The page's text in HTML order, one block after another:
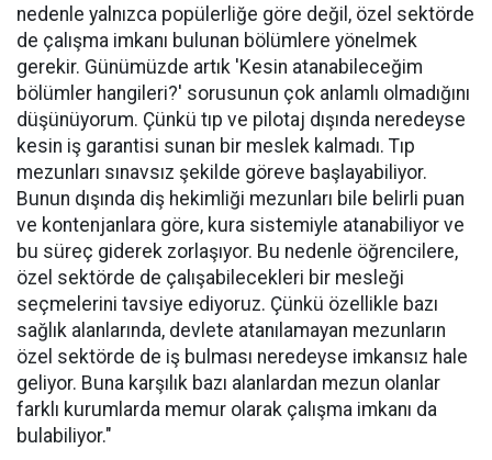
nedenle yalnızca popülerliğe göre değil, özel sektörde
de çalışma imkanı bulunan bölümlere yönelmek
gerekir. Günümüzde artık 'Kesin atanabileceğim
bölümler hangileri?' sorusunun çok anlamlı olmadığını
düşünüyorum. Çünkü tıp ve pilotaj dışında neredeyse
kesin iş garantisi sunan bir meslek kalmadı. Tıp
mezunları sınavsız şekilde göreve başlayabiliyor.
Bunun dışında diş hekimliği mezunları bile belirli puan
ve kontenjanlara göre, kura sistemiyle atanabiliyor ve
bu süreç giderek zorlaşıyor. Bu nedenle öğrencilere,
özel sektörde de çalışabilecekleri bir mesleği
seçmelerini tavsiye ediyoruz. Çünkü özellikle bazı
sağlık alanlarında, devlete atanılamayan mezunların
özel sektörde de iş bulması neredeyse imkansız hale
geliyor. Buna karşılık bazı alanlardan mezun olanlar
farklı kurumlarda memur olarak çalışma imkanı da
bulabiliyor."